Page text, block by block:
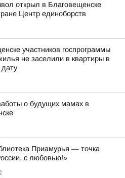
открыл в Благовещенске
Центр единоборств
участников госпрограммы
не заселили в квартиры в
о будущих мамах в
Приамурья — точка
с любовью!»